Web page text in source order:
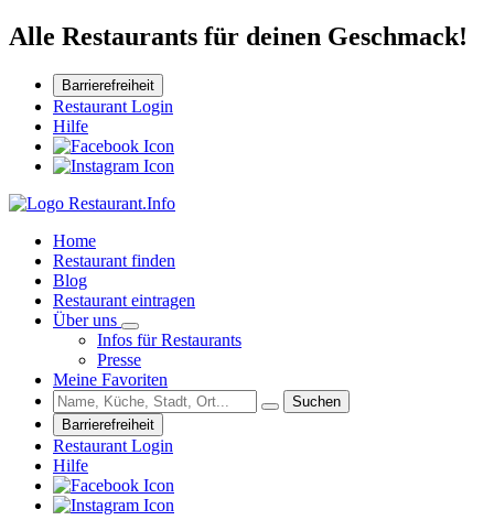
Alle Restaurants für deinen Geschmack!
Barrierefreiheit
Restaurant Login
Hilfe
Home
Restaurant finden
Blog
Restaurant eintragen
Über uns
Infos für Restaurants
Presse
Meine Favoriten
Suchen
Barrierefreiheit
Restaurant Login
Hilfe